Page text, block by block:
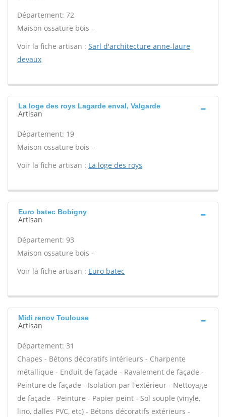
Département: 72
Maison ossature bois -
Voir la fiche artisan : Sarl d'architecture anne-laure
devaux
La loge des roys Lagarde enval, Valgarde
Artisan
Département: 19
Maison ossature bois -
Voir la fiche artisan : La loge des roys
Euro batec Bobigny
Artisan
Département: 93
Maison ossature bois -
Voir la fiche artisan : Euro batec
Midi renov Toulouse
Artisan
Département: 31
Chapes - Bétons décoratifs intérieurs - Charpente
métallique - Enduit de façade - Ravalement de façade -
Peinture de façade - Isolation par l'extérieur - Nettoyage
de façade - Peinture - Papier peint - Sol souple (vinyle,
lino, dalles PVC, etc) - Bétons décoratifs extérieurs -